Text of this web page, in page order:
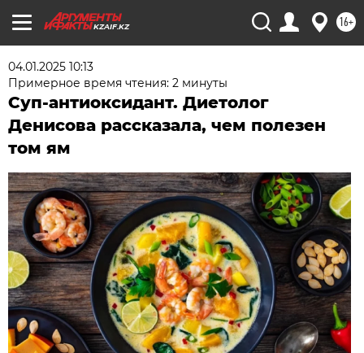
KZAIF.KZ 16+
04.01.2025 10:13
Примерное время чтения: 2 минуты
Суп-антиоксидант. Диетолог
Денисова рассказала, чем полезен
том ям